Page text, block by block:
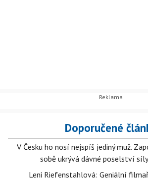
Doporučené
V Česku ho nosí nejspíš jediný muž.
sobě ukrývá dávné poselství
Leni Riefenstahlová: Geniální